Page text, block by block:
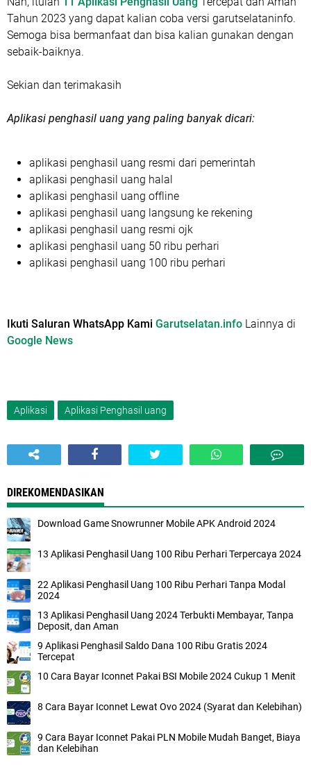
Tahun 2023 yang dapat kalian coba versi garutselataninfo.
Semoga bisa bermanfaat dan bisa kalian gunakan dengan
sebaik-baiknya.
Sekian dan terimakasih
Aplikasi penghasil uang yang paling banyak dicari:
aplikasi penghasil uang resmi dari pemerintah
aplikasi penghasil uang halal
aplikasi penghasil uang offline
aplikasi penghasil uang langsung ke rekening
aplikasi penghasil uang resmi ojk
aplikasi penghasil uang 50 ribu perhari
aplikasi penghasil uang 100 ribu perhari
Ikuti Saluran WhatsApp Kami Garutselatan.info Lainnya di
Google News
Aplikasi Aplikasi Penghasil uang
DIREKOMENDASIKAN
Download Game Snowrunner Mobile APK Android 2024
13 Aplikasi Penghasil Uang 100 Ribu Perhari Terpercaya 2024
22 Aplikasi Penghasil Uang 100 Ribu Perhari Tanpa Modal
2024
13 Aplikasi Penghasil Uang 2024 Terbukti Membayar, Tanpa
Deposit, dan Aman
9 Aplikasi Penghasil Saldo Dana 100 Ribu Gratis 2024
Tercepat
10 Cara Bayar Iconnet Pakai BSI Mobile 2024 Cukup 1 Menit
8 Cara Bayar Iconnet Lewat Ovo 2024 (Syarat dan Kelebihan)
9 Cara Bayar Iconnet Pakai PLN Mobile Mudah Banget, Biaya
dan Kelebihan